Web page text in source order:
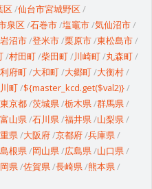
区 仙台市宮城野区
泉区 石巻市 塩竈市 気仙沼市
岩沼市 登米市 栗原市 東松島市
村田町 柴田町 川崎町 丸森町
利府町 大和町 大郷町 大衡村
町 ${master_kcd.get($val2)}
東京都 茨城県 栃木県 群馬県
富山県 石川県 福井県 山梨県
県 大阪府 京都府 兵庫県
島根県 岡山県 広島県 山口県
県 佐賀県 長崎県 熊本県